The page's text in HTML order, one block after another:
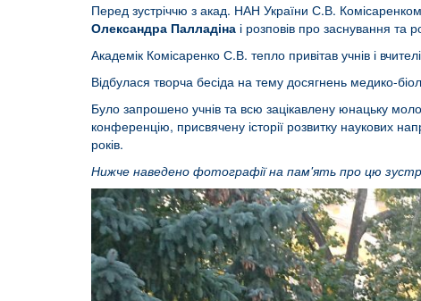
Перед зустріччю з акад. НАН України С.В.
Олександра Палладіна і розповів про заснування та
Академік Комісаренко С.В. тепло привітав учнів і
Відбулася творча бесіда на тему досягнень медико-
Було запрошено учнів та всю зацікавлену юнацьку
конференцію, присвячену історії розвитку наукових
років.
Нижче наведено фотографії на пам'ять про цю